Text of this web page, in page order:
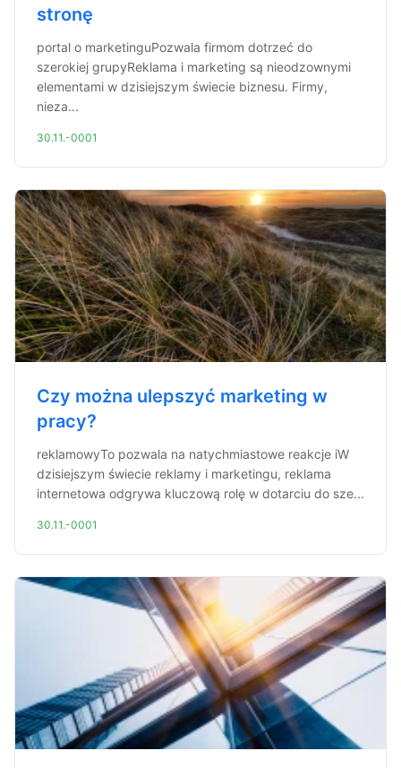
stronę
portal o marketinguPozwala firmom dotrzeć do
szerokiej grupyReklama i marketing są nieodzownymi
elementami w dzisiejszym świecie biznesu. Firmy,
nieza...
30.11.-0001
Czy można ulepszyć marketing w
pracy?
reklamowyTo pozwala na natychmiastowe reakcje iW
dzisiejszym świecie reklamy i marketingu, reklama
internetowa odgrywa kluczową rolę w dotarciu do sze...
30.11.-0001